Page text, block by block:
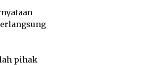
pihak